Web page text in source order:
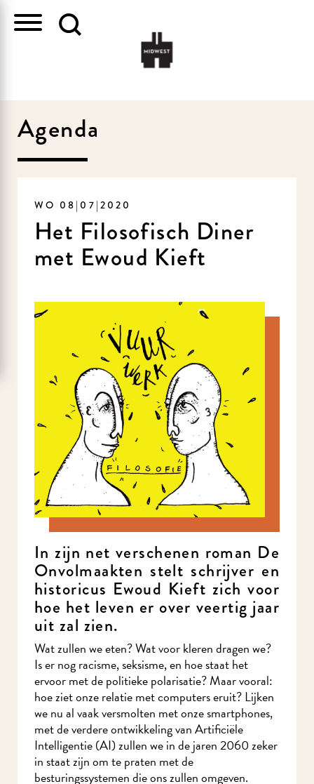
Agenda
WO 08|07|2020
Het Filosofisch Diner
met Ewoud Kieft
In zijn net verschenen roman
De Onvolmaakten stelt
schrijver en historicus Ewoud
Kieft zich voor hoe het leven er
over veertig jaar uit zal zien.
Wat zullen we eten? Wat voor kleren dragen we?
Is er nog racisme, seksisme, en hoe staat het
ervoor met de politieke polarisatie? Maar vooral:
hoe ziet onze relatie met computers eruit? Lijken
we nu al vaak versmolten met onze smartphones,
met de verdere ontwikkeling van Artificiële
Intelligentie (AI) zullen we in de jaren 2060
zeker in staat zijn om te praten met de
besturingssystemen die ons zullen omgeven.